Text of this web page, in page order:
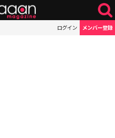
ログイン メンバー登録